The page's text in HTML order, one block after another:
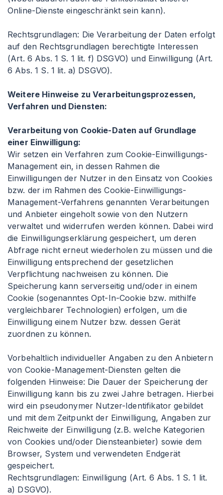
Online-Dienste eingeschränkt sein kann).
Rechtsgrundlagen: Die Verarbeitung der Daten erfolgt
auf den Rechtsgrundlagen berechtigte Interessen
(Art. 6 Abs. 1 S. 1 lit. f) DSGVO) und Einwilligung (Art.
6 Abs. 1 S. 1 lit. a) DSGVO).
Weitere Hinweise zu Verarbeitungsprozessen,
Verfahren und Diensten:
Verarbeitung von Cookie-Daten auf Grundlage
einer Einwilligung:
Wir setzen ein Verfahren zum Cookie-Einwilligungs-
Management ein, in dessen Rahmen die
Einwilligungen der Nutzer in den Einsatz von Cookies
bzw. der im Rahmen des Cookie-Einwilligungs-
Management-Verfahrens genannten Verarbeitungen
und Anbieter eingeholt sowie von den Nutzern
verwaltet und widerrufen werden können. Dabei wird
die Einwilligungserklärung gespeichert, um deren
Abfrage nicht erneut wiederholen zu müssen und die
Einwilligung entsprechend der gesetzlichen
Verpflichtung nachweisen zu können. Die
Speicherung kann serverseitig und/oder in einem
Cookie (sogenanntes Opt-In-Cookie bzw. mithilfe
vergleichbarer Technologien) erfolgen, um die
Einwilligung einem Nutzer bzw. dessen Gerät
zuordnen zu können.
Vorbehaltlich individueller Angaben zu den Anbietern
von Cookie-Management-Diensten gelten die
folgenden Hinweise: Die Dauer der Speicherung der
Einwilligung kann bis zu zwei Jahre betragen. Hierbei
wird ein pseudonymer Nutzer-Identifikator gebildet
und mit dem Zeitpunkt der Einwilligung, Angaben zur
Reichweite der Einwilligung (z.B. welche Kategorien
von Cookies und/oder Diensteanbieter) sowie dem
Browser, System und verwendeten Endgerät
gespeichert.
Rechtsgrundlagen: Einwilligung (Art. 6 Abs. 1 S. 1 lit.
a) DSGVO).